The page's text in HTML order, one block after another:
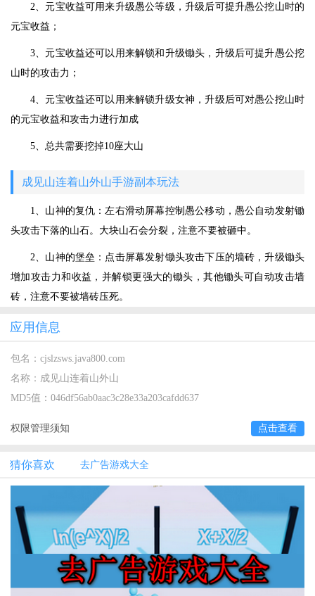
2、元宝收益可用来升级愚公等级，升级后可提升愚公挖山时的
元宝收益；
3、元宝收益还可以用来解锁和升级锄头，升级后可提升愚公挖
山时的攻击力；
4、元宝收益还可以用来解锁升级女神，升级后可对愚公挖山时
的元宝收益和攻击力进行加成
5、总共需要挖掉10座大山
成见山连着山外山手游副本玩法
1、山神的复仇：左右滑动屏幕控制愚公移动，愚公自动发射锄
头攻击下落的山石。大块山石会分裂，注意不要被砸中。
2、山神的堡垒：点击屏幕发射锄头攻击下压的墙砖，升级锄头
增加攻击力和收益，并解锁更强大的锄头，其他锄头可自动攻击墙
砖，注意不要被墙砖压死。
应用信息
包名： cjslzsws.java800.com
名称： 成见山连着山外山
MD5值： 046df56ab0aac3c28e33a203cafdd637
权限管理须知 点击查看
猜你喜欢 去广告游戏大全